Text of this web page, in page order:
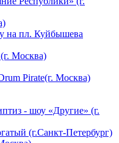
на пл. Куйбышева
Москва)
Pirate(г. Москва)
- шоу «Другие» (г.
(г.Санкт-Петербург)